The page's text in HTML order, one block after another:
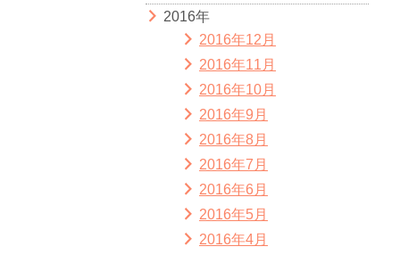
2016年
2016年12月
2016年11月
2016年10月
2016年9月
2016年8月
2016年7月
2016年6月
2016年5月
2016年4月